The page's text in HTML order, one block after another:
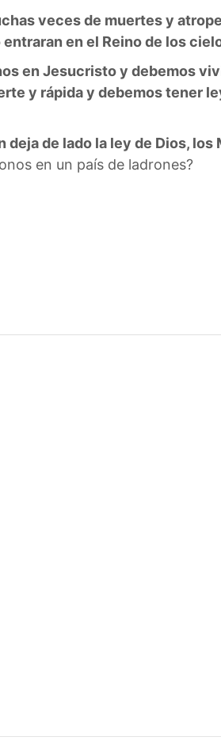
veces de muertes y
en el Reino de los
en Jesucristo y debemos
y rápida y debemos tener
deja de lado la ley de Dios, los
en un país de ladrones?